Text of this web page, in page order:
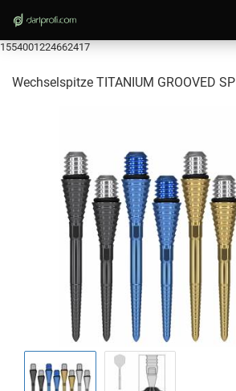
1554001224662417
Wechselspitze TITANIUM GROOVED SP